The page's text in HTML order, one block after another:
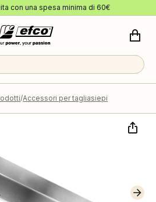
con una spesa minima di 60€
Accessori per tagliasiepi